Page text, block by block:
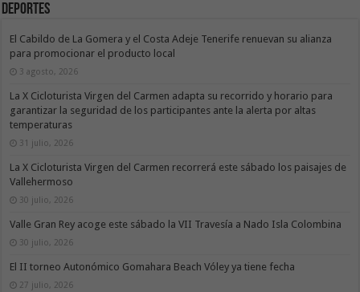
Deportes
El Cabildo de La Gomera y el Costa Adeje Tenerife renuevan su alianza
para promocionar el producto local
3 agosto, 2026
La X Cicloturista Virgen del Carmen adapta su recorrido y horario para
garantizar la seguridad de los participantes ante la alerta por altas
temperaturas
31 julio, 2026
La X Cicloturista Virgen del Carmen recorrerá este sábado los paisajes de
Vallehermoso
30 julio, 2026
Valle Gran Rey acoge este sábado la VII Travesía a Nado Isla Colombina
30 julio, 2026
El II torneo Autonómico Gomahara Beach Vóley ya tiene fecha
27 julio, 2026